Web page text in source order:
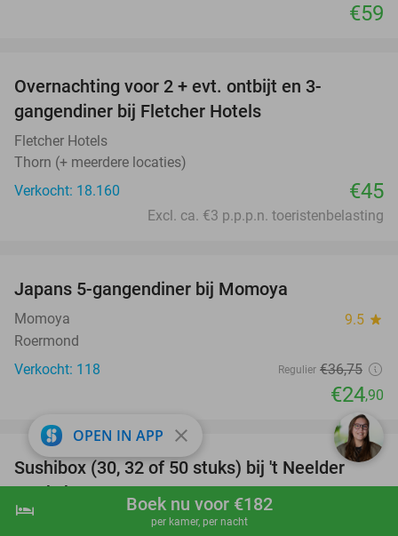
shopping_cart Boek nu
hotel Boek nu voor €182
per kamer, per nacht
€59
Overnachting voor 2 + evt. ontbijt en 3-
gangendiner bij Fletcher Hotels
Fletcher Hotels
Thorn (+ meerdere locaties)
Verkocht: 18.160
€45
Excl. ca. €3 p.p.p.n. toeristenbelasting
Japans 5-gangendiner bij Momoya
Momoya 9.5 star
Roermond
Verkocht: 118
Regulier €36,75
€24,90
34%
favorite_border
Sushibox (30, 32 of 50 stuks) bij 't Neelder
Heukske
OPEN IN APP close